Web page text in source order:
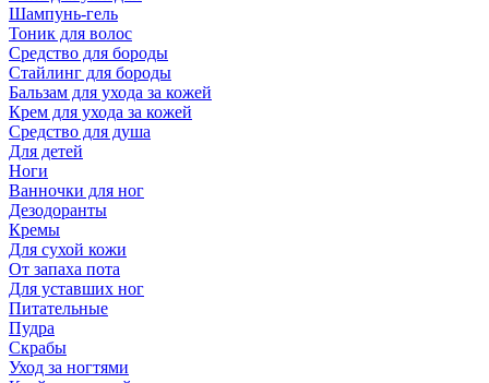
Шампунь-гель
Тоник для волос
Средство для бороды
Стайлинг для бороды
Бальзам для ухода за кожей
Крем для ухода за кожей
Средство для душа
Для детей
Ноги
Ванночки для ног
Дезодоранты
Кремы
Для сухой кожи
От запаха пота
Для уставших ног
Питательные
Пудра
Скрабы
Уход за ногтями